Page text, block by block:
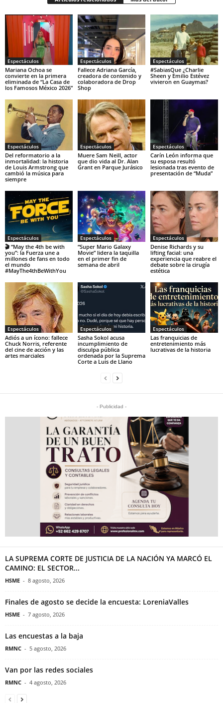
Espectáculos
Mariana Ochoa se
convierte en la primera
eliminada de “La Casa de
los Famosos México 2026”
Espectáculos
Fallece Adriana García,
creadora de contenido y
colaboradora de Drop
Shop
Espectáculos
#SabiasQue ¿Charlie
Sheen y Emilio Estévez
vivieron en Guaymas?
Espectáculos
Del reformatorio a la
inmortalidad: la historia
de Louis Armstrong que
cambió la música para
siempre
Espectáculos
Muere Sam Neill, actor
que dio vida al Dr. Alan
Grant en Parque Jurásico
Espectáculos
Carín León informa que
su esposa resultó
lesionada tras evento de
presentación de “Muda”
Espectáculos
🎬 “May the 4th be with
you”: la Fuerza une a
millones de fans en todo
el mundo
#MayThe4thBeWithYou
Espectáculos
“Super Mario Galaxy
Movie” lidera la taquilla
en el primer fin de
semana de abril
Espectáculos
Denise Richards y su
lifting facial: una
experiencia que reabre el
debate sobre la cirugía
estética
Espectáculos
Adiós a un ícono: fallece
Chuck Norris, referente
del cine de acción y las
artes marciales
Espectáculos
Sasha Sokol acusa
incumplimiento de
disculpa pública
ordenada por la Suprema
Corte a Luis de Llano
Espectáculos
Las franquicias de
entretenimiento más
lucrativas de la historia
- Publicidad -
LA SUPREMA CORTE DE JUSTICIA DE LA NACIÓN YA MARCÓ EL
CAMINO: EL SECTOR...
HSME - 8 agosto, 2026
Finales de agosto se decide la encuesta: LoreniaValles
HSME - 7 agosto, 2026
Las encuestas a la baja
RMNC - 5 agosto, 2026
Van por las redes sociales
RMNC - 4 agosto, 2026